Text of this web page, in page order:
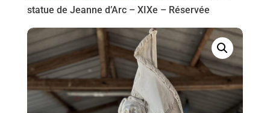
statue de Jeanne d’Arc – XIXe – Réservée